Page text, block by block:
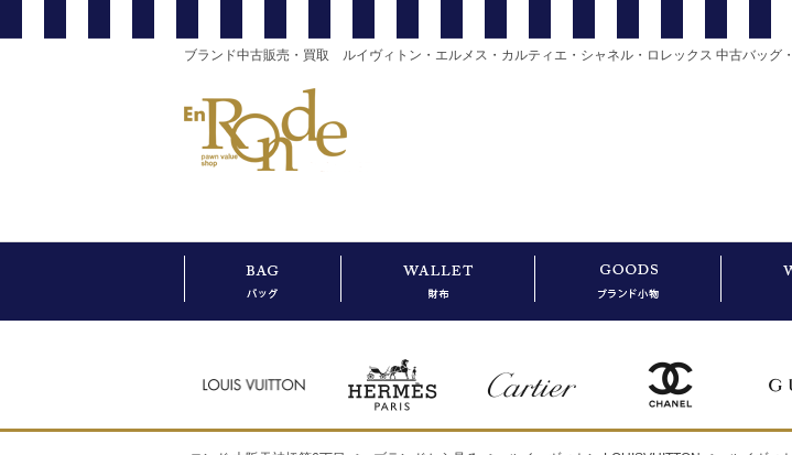
ブランド中古販売・買取 ルイヴィトン・エルメス・カルティエ・シャネル・ロレックス 中古バッグ